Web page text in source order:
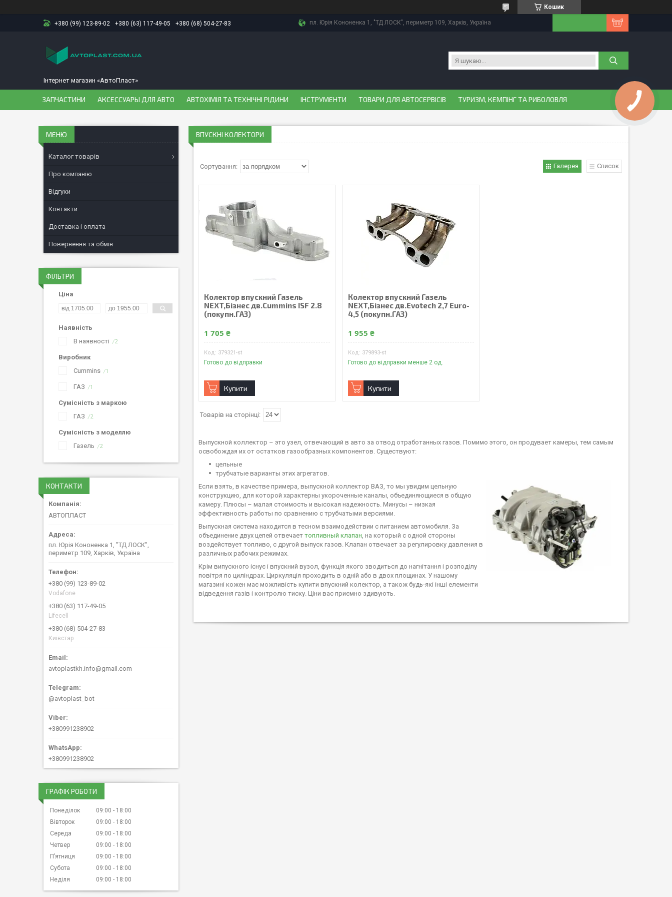
Кошик
+380 (99) 123-89-02 +380 (63) 117-49-05 +380 (68) 504-27-83 пл. Юрія Кононенка 1, "ТД ЛОСК", периметр 109, Харків, Україна
Інтернет магазин «АвтоПласт»
ЗАПЧАСТИНИ АКСЕССУАРЫ ДЛЯ АВТО АВТОХІМІЯ ТА ТЕХНІЧНІ РІДИНИ ІНСТРУМЕНТИ ТОВАРИ ДЛЯ АВТОСЕРВІСІВ ТУРИЗМ, КЕМПІНГ ТА РИБОЛОВЛЯ
ВПУСКНІ КОЛЕКТОРИ
Галерея Список
Колектор впускний Газель
NEXT,Бізнес дв.Cummins ISF 2.8
(покупн.ГАЗ)
1 705 ₴
379321-st
Готово до відправки
Купити
Колектор впускний Газель
NEXT,Бізнес дв.Evotech 2,7 Euro-
4,5 (покупн.ГАЗ)
1 955 ₴
379893-st
Готово до відправки менше 2 од.
Купити
Выпускной коллектор – это узел, отвечающий в авто за отвод отработанных газов. Помимо этого, он продувает камеры, тем самым
освобождая их от остатков газообразных компонентов. Существуют:
цельные
трубчатые варианты этих агрегатов.
Если взять, в качестве примера, выпускной коллектор ВАЗ, то мы увидим цельную
конструкцию, для которой характерны укороченные каналы, объединяющиеся в общую
камеру. Плюсы – малая стоимость и высокая надежность. Минусы – низкая
эффективность работы по сравнению с трубчатыми версиями.
Выпускная система находится в тесном взаимодействии с питанием автомобиля. За
объединение двух цепей отвечает топливный клапан, на который с одной стороны
воздействует топливо, с другой выпуск газов. Клапан отвечает за регулировку давления в
различных рабочих режимах.
Крім випускного існує і впускний вузол, функція якого зводиться до нагнітання і розподілу
повітря по циліндрах. Циркуляція проходить в одній або в двох площинах. У нашому
магазині кожен має можливість купити впускний колектор, а також будь-які інші елементи
відведення газів і контролю тиску. Ціни вас приємно здивують.
Каталог товарів
Про компанію
Відгуки
Контакти
Доставка і оплата
Повернення та обмін
ФІЛЬТРИ
Ціна
Наявність
В наявності
2
Виробник
Cummins
1
ГАЗ 1
Сумісність з маркою
ГАЗ
2
Сумісність з моделлю
Газель
2
КОНТАКТИ
АВТОПЛАСТ
пл. Юрія Кононенка 1, "ТД ЛОСК",
периметр 109, Харків, Україна
+380 (99) 123-89-02
Vodafone
+380 (63) 117-49-05
Lifecell
+380 (68) 504-27-83
Київстар
avtoplastkh.info@gmail.com
@avtoplast_bot
+380991238902
+380991238902
ГРАФІК РОБОТИ
Понеділок 09:00
18:00
Вівторок
09:00
18:00
Середа
09:00
18:00
Четвер
09:00
18:00
Пʼятниця
09:00
18:00
Субота
09:00
18:00
Неділя
09:00 18:00